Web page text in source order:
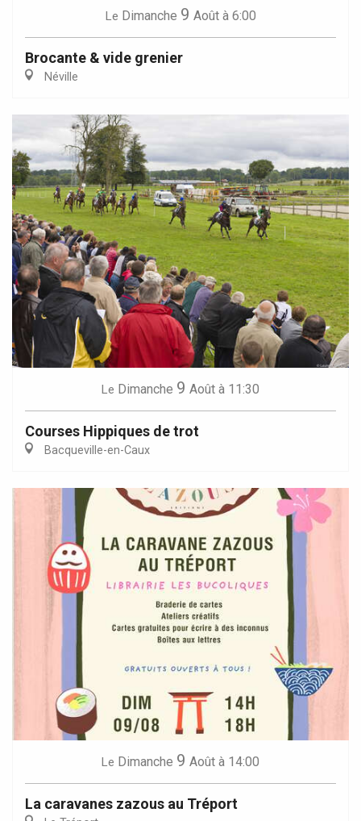
Le Dimanche 9 Août à 6:00
Brocante & vide grenier
Néville
Le Dimanche 9 Août à 11:30
Courses Hippiques de trot
Bacqueville-en-Caux
Le Dimanche 9 Août à 14:00
La caravanes zazous au Tréport